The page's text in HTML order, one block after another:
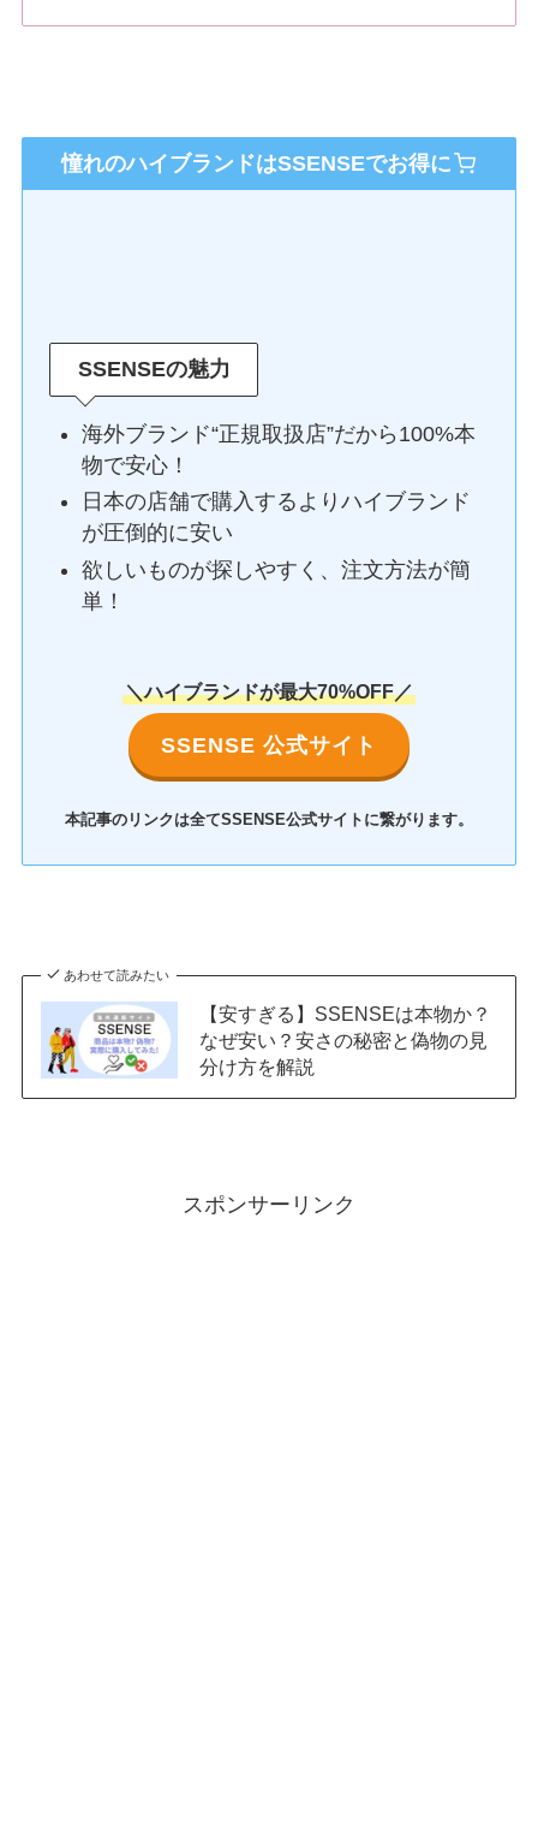
憧れのハイブランドはSSENSEでお得に
SSENSEの魅力
海外ブランド“正規取扱店”だから100%本
物で安心！
日本の店舗で購入するよりハイブランド
が圧倒的に安い
欲しいものが探しやすく、注文方法が簡
単！
＼ハイブランドが最大70%OFF／
SSENSE 公式サイト
本記事のリンクは全てSSENSE公式サイト に繋がります。
あわせて読みたい
【安すぎる】SSENSEは本物か？
なぜ安い？安さの秘密と偽物の見
分け方を解説
スポンサーリンク